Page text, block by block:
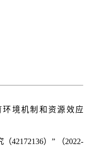
境机制和资源效应
42172136）” （2022-